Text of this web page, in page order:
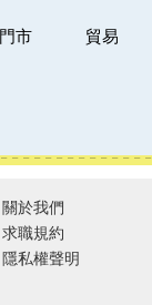
門市 貿易
關於我們
求職規約
隱私權聲明